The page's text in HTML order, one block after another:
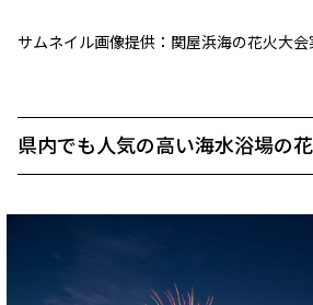
サムネイル画像提供：関屋浜海の花火大
県内でも人気の高い海水浴場の